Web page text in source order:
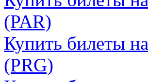
(PAR)
Купить билеты
(PRG)